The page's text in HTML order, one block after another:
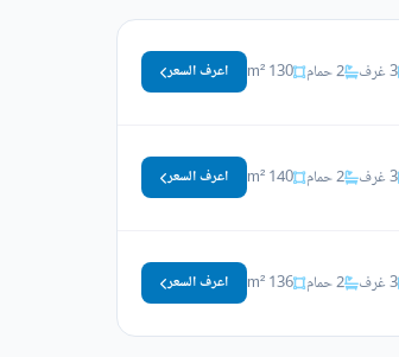
3 غرف 2 حمام 130 m² اعرف السعر
3 غرف 2 حمام 140 m² اعرف السعر
3 غرف 2 حمام 136 m² اعرف السعر